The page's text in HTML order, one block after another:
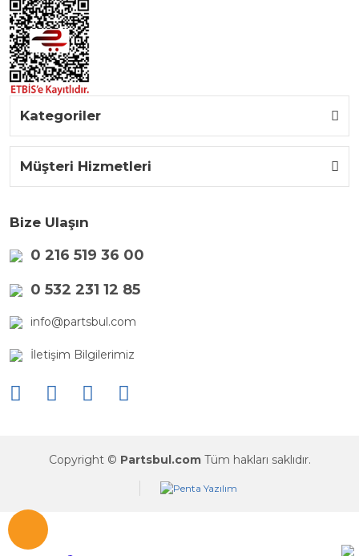
Kategoriler
Müşteri Hizmetleri
Bize Ulaşın
0 216 519 36 00
0 532 231 12 85
info@partsbul.com
İletişim Bilgilerimiz
Copyright © Partsbul.com Tüm hakları saklıdır.